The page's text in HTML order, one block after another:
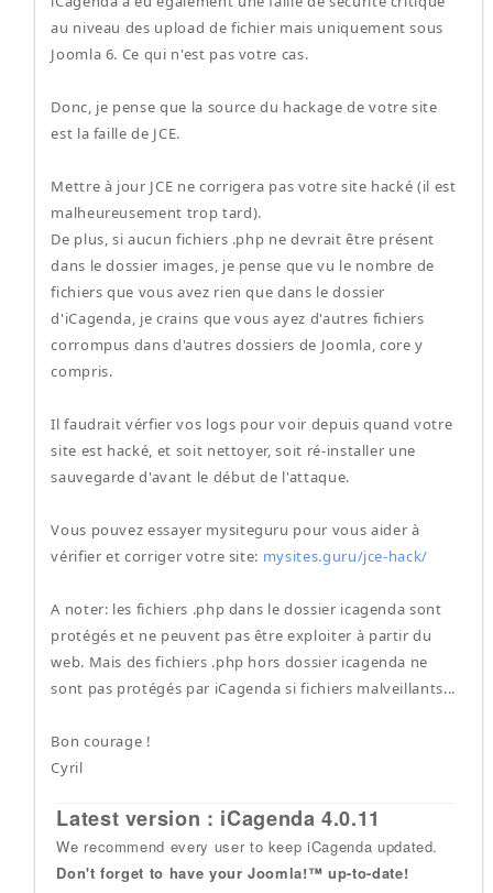
au niveau des upload de fichier mais uniquement sous
Joomla 6. Ce qui n'est pas votre cas.
Donc, je pense que la source du hackage de votre site
est la faille de JCE.
Mettre à jour JCE ne corrigera pas votre site hacké (il est
malheureusement trop tard).
De plus, si aucun fichiers .php ne devrait être présent
dans le dossier images, je pense que vu le nombre de
fichiers que vous avez rien que dans le dossier
d'iCagenda, je crains que vous ayez d'autres fichiers
corrompus dans d'autres dossiers de Joomla, core y
compris.
Il faudrait vérfier vos logs pour voir depuis quand votre
site est hacké, et soit nettoyer, soit ré-installer une
sauvegarde d'avant le début de l'attaque.
Vous pouvez essayer mysiteguru pour vous aider à
vérifier et corriger votre site: mysites.guru/jce-hack/
A noter: les fichiers .php dans le dossier icagenda sont
protégés et ne peuvent pas être exploiter à partir du
web. Mais des fichiers .php hors dossier icagenda ne
sont pas protégés par iCagenda si fichiers malveillants...
Bon courage !
Cyril
Latest version : iCagenda 4.0.11
We recommend every user to keep iCagenda updated.
Don't forget to have your Joomla!™ up-to-date!